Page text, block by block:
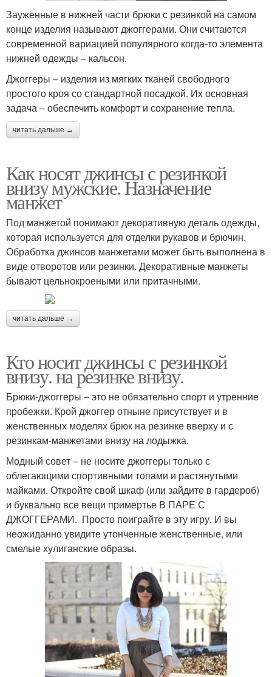
Зауженные в нижней части брюки с резинкой на самом
конце изделия называют джоггерами. Они считаются
современной вариацией популярного когда-то элемента
нижней одежды – кальсон.
Джоггеры – изделия из мягких тканей свободного
простого кроя со стандартной посадкой. Их основная
задача – обеспечить комфорт и сохранение тепла.
читать дальше →
Как носят джинсы с резинкой
внизу мужские. Назначение
манжет
Под манжетой понимают декоративную деталь одежды,
которая используется для отделки рукавов и брючин.
Обработка джинсов манжетами может быть выполнена в
виде отворотов или резинки. Декоративные манжеты
бывают цельнокроеными или притачными.
читать дальше →
Кто носит джинсы с резинкой
внизу. на резинке внизу.
Брюки-джоггеры – это не обязательно спорт и утренние
пробежки. Крой джоггер отныне присутствует и в
женственных моделях брюк на резинке вверху и с
резинкам-манжетами внизу на лодыжка.
Модный совет – не носите джоггеры только с
облегающими спортивными топами и растянутыми
майками. Откройте свой шкаф (или зайдите в гардероб)
и буквально все вещи примертье В ПАРЕ С
ДЖОГГЕРАМИ. Просто поиграйте в эту игру. И вы
неожиданно увидите утонченные женственные, или
смелые хулиганские образы.